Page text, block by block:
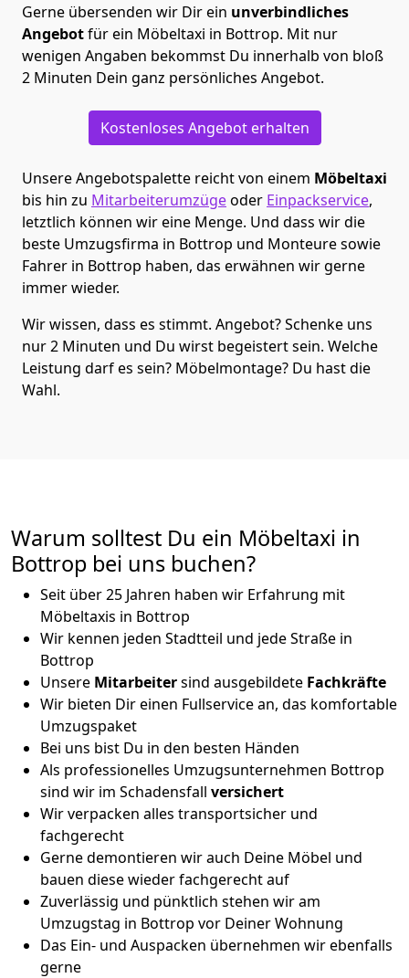
Gerne übersenden wir Dir ein unverbindliches
Angebotfür ein Möbeltaxi in Bottrop. Mit nur
wenigen Angaben bekommst Du innerhalb von bloß
2 Minuten Dein ganz persönliches Angebot.
Kostenloses Angebot erhalten
Unsere Angebotspalette reicht von einem Möbeltaxi
bis hin zu Mitarbeiterumzügeoder Einpackservice,
letztlich können wir eine Menge. Und dass wir die
beste Umzugsfirma in Bottrop und Monteure sowie
Fahrer in Bottrop haben, das erwähnen wir gerne
immer wieder.
Wir wissen, dass es stimmt. Angebot? Schenke uns
nur 2 Minuten und Du wirst begeistert sein. Welche
Leistung darf es sein? Möbelmontage? Du hast die
Wahl.
Warum solltest Du ein Möbeltaxi in
Bottrop bei uns buchen?
Seit über 25 Jahren haben wir Erfahrung mit
Möbeltaxis in Bottrop
Wir kennen jeden Stadtteil und jede Straße in
Bottrop
Unsere Mitarbeitersind ausgebildete Fachkräfte
Wir bieten Dir einen Fullservice an, das komfortable
Umzugspaket
Bei uns bist Du in den besten Händen
Als professionelles Umzugsunternehmen Bottrop
sind wir im Schadensfall versichert
Wir verpacken alles transportsicher und
fachgerecht
Gerne demontieren wir auch Deine Möbel und
bauen diese wieder fachgerecht auf
Zuverlässig und pünktlich stehen wir am
Umzugstag in Bottrop vor Deiner Wohnung
Das Ein- und Auspacken übernehmen wir ebenfalls
gerne